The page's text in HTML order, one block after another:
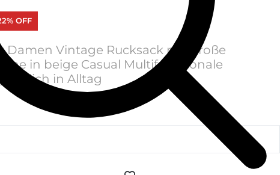
OFF
Damen Vintage Rucksack mit große
in beige Casual Multifunktionale
täglich in Alltag